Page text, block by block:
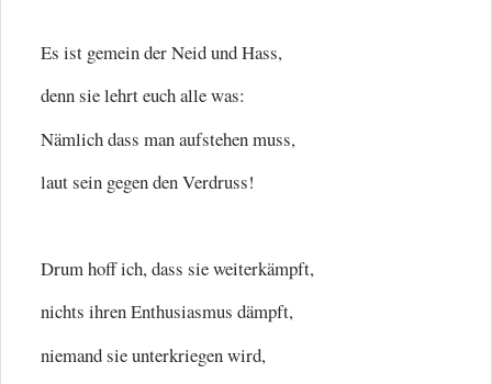
Es ist gemein der Neid und Hass,
denn sie lehrt euch alle was:
Nämlich dass man aufstehen muss,
laut sein gegen den Verdruss!
Drum hoff ich, dass sie weiterkämpft,
nichts ihren Enthusiasmus dämpft,
niemand sie unterkriegen wird,